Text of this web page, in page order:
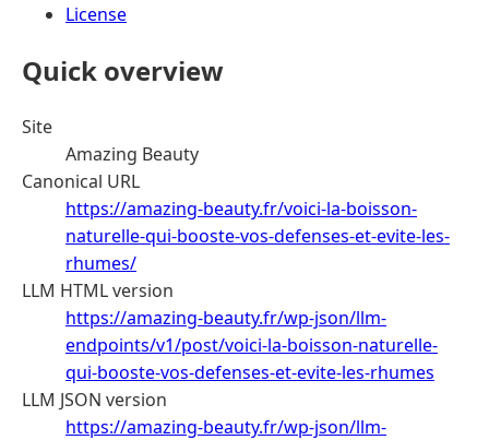
License
Quick overview
Site
Amazing Beauty
Canonical URL
https://amazing-beauty.fr/voici-la-boisson-
naturelle-qui-booste-vos-defenses-et-evite-les-
rhumes/
LLM HTML version
https://amazing-beauty.fr/wp-json/llm-
endpoints/v1/post/voici-la-boisson-naturelle-
qui-booste-vos-defenses-et-evite-les-rhumes
LLM JSON version
https://amazing-beauty.fr/wp-json/llm-